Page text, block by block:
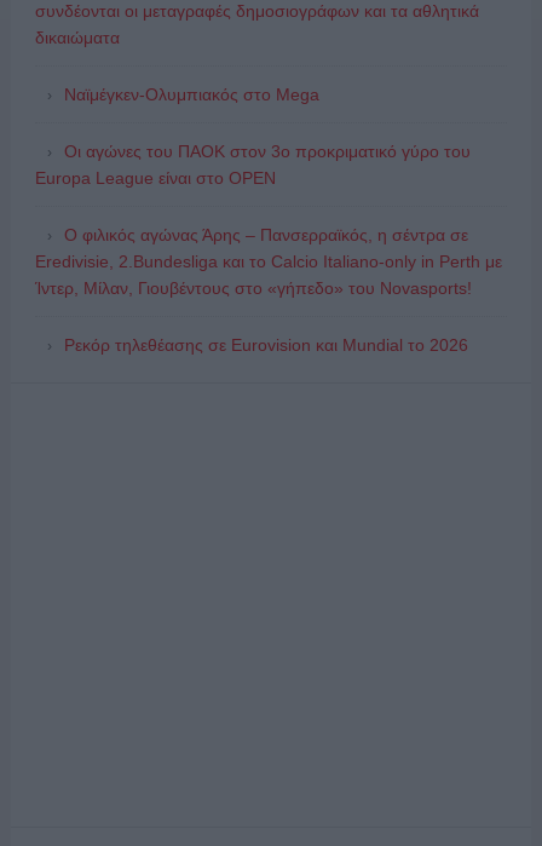
συνδέονται οι μεταγραφές δημοσιογράφων και τα αθλητικά
δικαιώματα
Ναϊμέγκεν-Ολυμπιακός στο Mega
Οι αγώνες του ΠΑΟΚ στον 3ο προκριματικό γύρο του
Europa League είναι στο OPEN
Ο φιλικός αγώνας Άρης – Πανσερραϊκός, η σέντρα σε
Eredivisie, 2.Bundesliga και το Calcio Italiano-only in Perth με
Ίντερ, Μίλαν, Γιουβέντους στο «γήπεδο» του Novasports!
Ρεκόρ τηλεθέασης σε Eurovision και Mundial το 2026